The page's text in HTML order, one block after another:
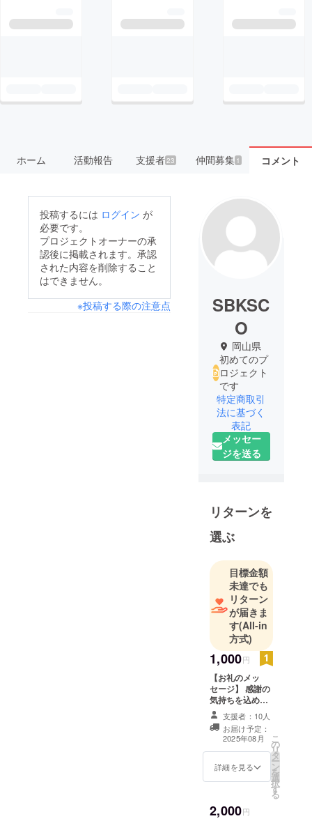
ホーム 活動報告 支援者23 仲間募集 1 コメント
投稿するには ログイン が
必要です。
プロジェクトオーナーの承
認後に掲載されます。承認
された内容を削除すること
はできません。
※投稿する際の注意点
SBKSC
O
岡山県
初めてのプ
ロジェクト
です
特定商取引
法に基づく
表記
メッセー
ジを送る
リターンを
選ぶ
目標金額
未達でも
リターン
が届きま
す(All-in
方式)
1,000円
【お礼のメッ
セージ】 感謝の
気持ちを込め
て、お礼のメッ
セージをお送り
します。
支援者：10人
お届け予定：
2025年08月
詳細を見る
こ
の
リ
タ
ー
ン
を
選
択
す
る
2,000円